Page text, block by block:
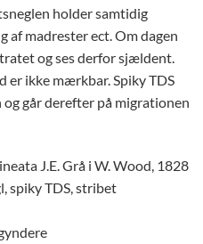
holder samtidig
af madrester ect. Om dagen
og ses derfor sjældent.
ikke mærkbar. Spiky TDS
går derefter på migrationen
J.E. Grå i W. Wood, 1828
spiky TDS, stribet